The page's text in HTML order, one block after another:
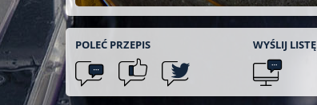
POLEĆ PRZEPIS WYŚLIJ LISTĘ